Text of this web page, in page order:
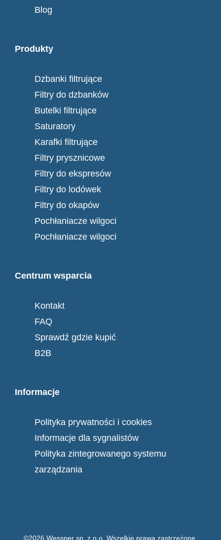
Blog
Produkty
Dzbanki filtrujące
Filtry do dzbanków
Butelki filtrujące
Saturatory
Karafki filtrujące
Filtry prysznicowe
Filtry do ekspresów
Filtry do lodówek
Filtry do okapów
Pochłaniacze wilgoci
Pochłaniacze wilgoci
Centrum wsparcia
Kontakt
FAQ
Sprawdź gdzie kupić
B2B
Informacje
Polityka prywatności i cookies
Informacje dla sygnalistów
Polityka zintegrowanego systemu
zarządzania
©2026 Wessper sp. z o.o. Wszelkie prawa zastrzeżone.